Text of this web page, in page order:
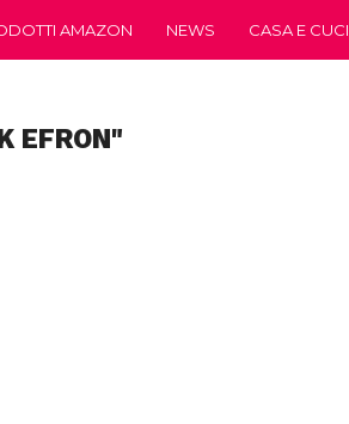
AMAZON NEWS CASA E
EFRON"